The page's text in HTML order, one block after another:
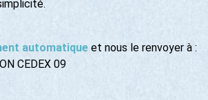
automatique et nous le renvoyer à :
CEDEX 09